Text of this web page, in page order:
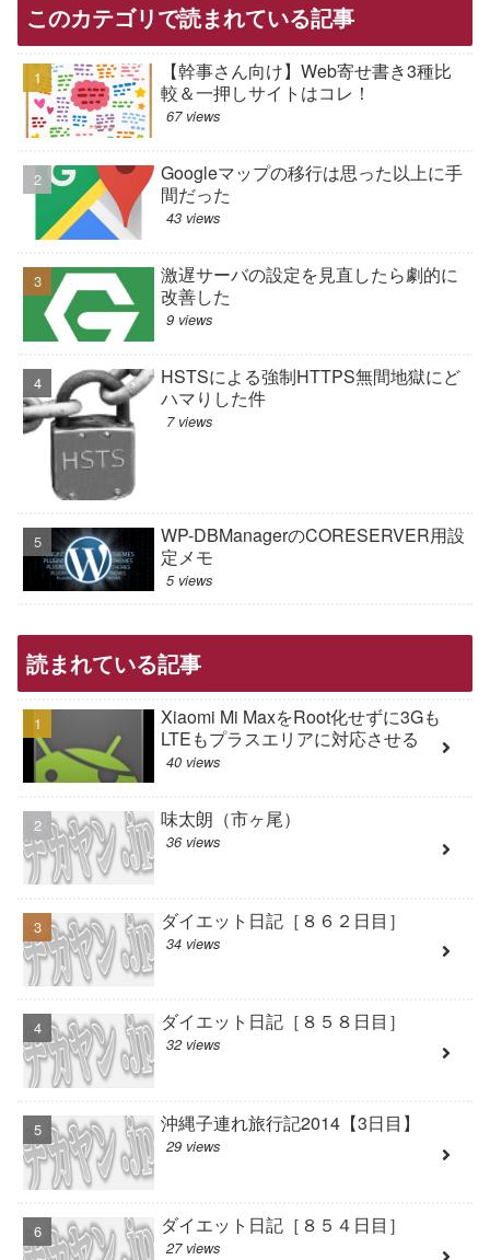
このカテゴリで読まれている記事
【幹事さん向け】Web寄せ書き3種比
較＆一押しサイトはコレ！
67 views
Googleマップの移行は思った以上に手
間だった
43 views
激遅サーバの設定を見直したら劇的に
改善した
9 views
HSTSによる強制HTTPS無間地獄にど
ハマりした件
7 views
WP-DBManagerのCORESERVER用設
定メモ
5 views
読まれている記事
Xiaomi Mi MaxをRoot化せずに3Gも
LTEもプラスエリアに対応させる
40 views
味太朗（市ヶ尾）
36 views
ダイエット日記［８６２日目］
34 views
ダイエット日記［８５８日目］
32 views
沖縄子連れ旅行記2014【3日目】
29 views
ダイエット日記［８５４日目］
27 views